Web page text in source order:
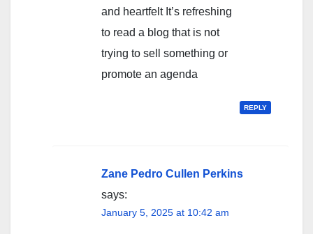
and heartfelt It’s refreshing
to read a blog that is not
trying to sell something or
promote an agenda
REPLY
Zane Pedro Cullen Perkins
says:
January 5, 2025 at 10:42 am